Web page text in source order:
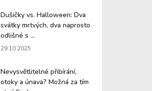
Dušičky vs. Halloween: Dva
svátky mrtvých, dva naprosto
odlišné s ...
29.10.2025
Nevysvětlitelné přibírání,
otoky a únava? Možná za tím